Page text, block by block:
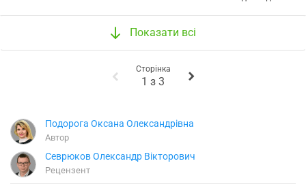
Показати всі
Сторінка
1 з 3
Подорога Оксана Олександрівна
Автор
Севрюков Олександр Вікторович
Рецензент